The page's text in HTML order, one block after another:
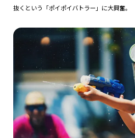
抜くという「ポイポイバトラー」に大興奮。